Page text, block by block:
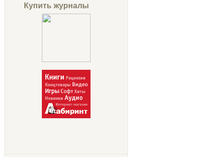
Купить журналы